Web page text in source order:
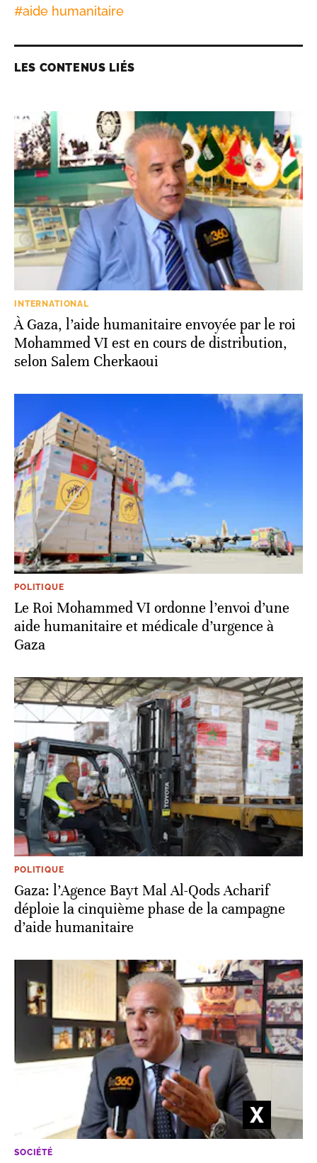
#aide humanitaire
LES CONTENUS LIÉS
INTERNATIONAL
À Gaza, l’aide humanitaire envoyée par le roi
Mohammed VI est en cours de distribution,
selon Salem Cherkaoui
POLITIQUE
Le Roi Mohammed VI ordonne l’envoi d’une
aide humanitaire et médicale d’urgence à
Gaza
POLITIQUE
Gaza: l’Agence Bayt Mal Al-Qods Acharif
déploie la cinquième phase de la campagne
d’aide humanitaire
SOCIÉTÉ